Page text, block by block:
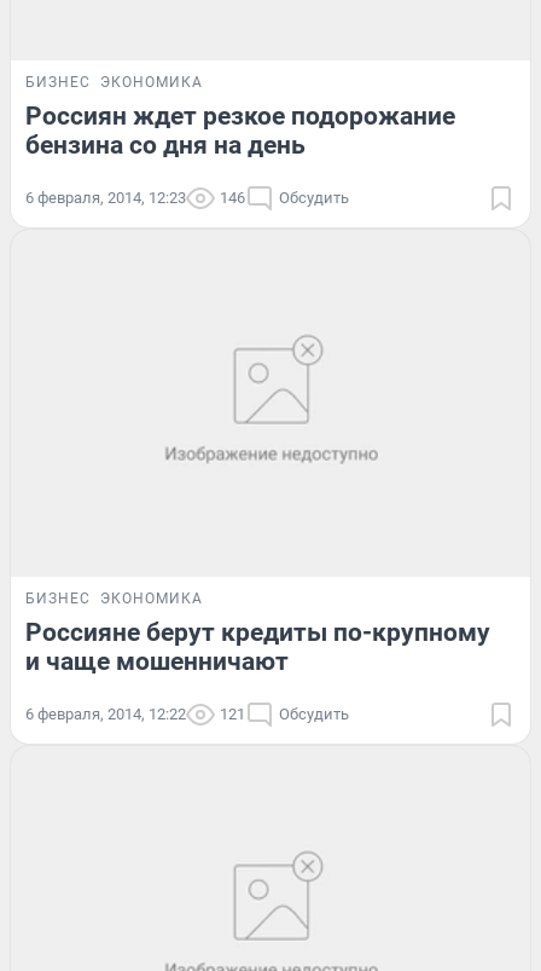
БИЗНЕС ЭКОНОМИКА
Россиян ждет резкое подорожание
бензина со дня на день
6 февраля, 2014, 12:23 146 Обсудить
БИЗНЕС ЭКОНОМИКА
Россияне берут кредиты по-крупному
и чаще мошенничают
6 февраля, 2014, 12:22 121 Обсудить